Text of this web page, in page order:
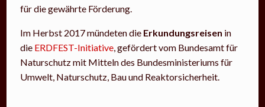
für die gewährte Förderung.
Im Herbst 2017 mündeten die Erkundungsreisen in
die ERDFEST-Initiative, gefördert vom Bundesamt für
Naturschutz mit Mitteln des Bundesministeriums für
Umwelt, Naturschutz, Bau und Reaktorsicherheit.